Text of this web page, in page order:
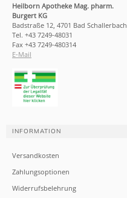
Heilborn Apotheke Mag. pharm.
Burgert KG
Badstraße 12, 4701 Bad Schallerbach
Tel. +43 7249-48031
Fax +43 7249-480314
E-Mail
INFORMATION
Versandkosten
Zahlungsoptionen
Widerrufsbelehrung